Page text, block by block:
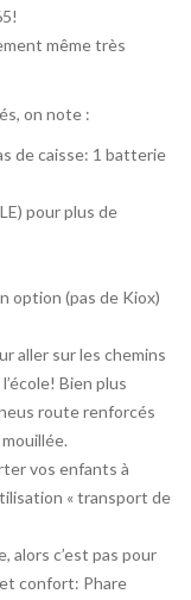
même très
on note :
de caisse: 1 batterie
pour plus de
option (pas de Kiox)
aller sur les chemins
Bien plus
route renforcés
vos enfants à
« transport de
alors c’est pas pour
confort: Phare